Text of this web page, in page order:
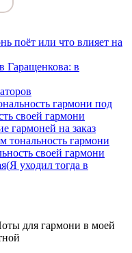
поёт или что влияет на
Гаращенкова: в
гармони под
своей гармони
гармоней на заказ
тональность гармони
своей гармони
уходил тогда в
для гармони в моей